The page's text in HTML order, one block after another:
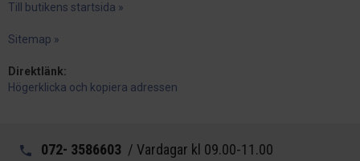
Till butikens startsida »
Sitemap »
Direktlänk:
Högerklicka och kopiera adressen
072- 3586603 / Vardagar kl 09.00-11.00